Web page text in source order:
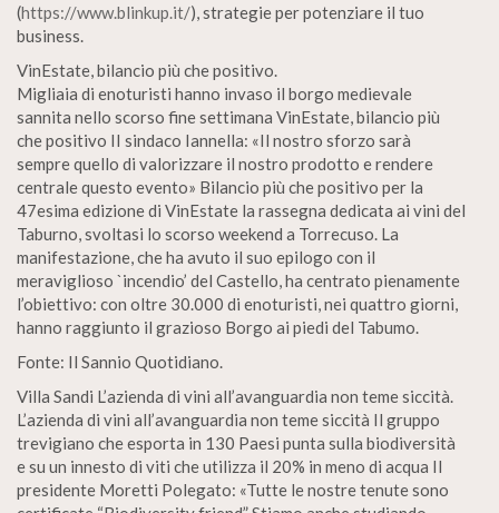
(https://www.blinkup.it/), strategie per potenziare il tuo
business.
VinEstate, bilancio più che positivo.
Migliaia di enoturisti hanno invaso il borgo medievale
sannita nello scorso fine settimana VinEstate, bilancio più
che positivo II sindaco Iannella: «Il nostro sforzo sarà
sempre quello di valorizzare il nostro prodotto e rendere
centrale questo evento» Bilancio più che positivo per la
47esima edizione di VinEstate la rassegna dedicata ai vini del
Taburno, svoltasi lo scorso weekend a Torrecuso. La
manifestazione, che ha avuto il suo epilogo con il
meraviglioso `incendio’ del Castello, ha centrato pienamente
l’obiettivo: con oltre 30.000 di enoturisti, nei quattro giorni,
hanno raggiunto il grazioso Borgo ai piedi del Tabumo.
Fonte: Il Sannio Quotidiano.
Villa Sandi L’azienda di vini all’avanguardia non teme siccità.
L’azienda di vini all’avanguardia non teme siccità Il gruppo
trevigiano che esporta in 130 Paesi punta sulla biodiversità
e su un innesto di viti che utilizza il 20% in meno di acqua Il
presidente Moretti Polegato: «Tutte le nostre tenute sono